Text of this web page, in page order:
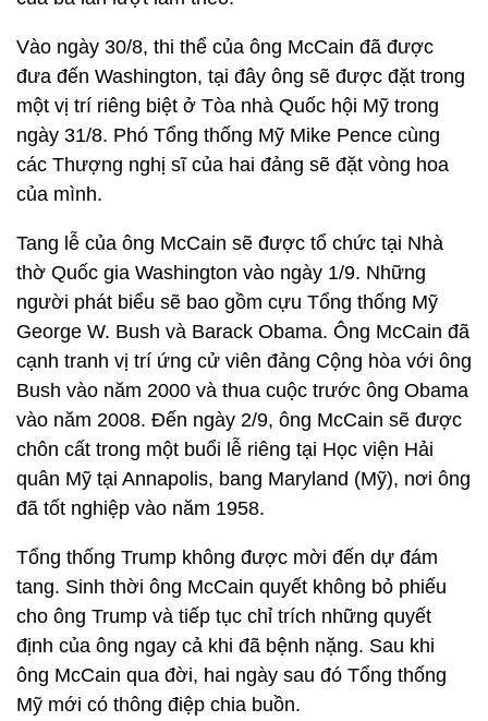
Vào ngày 30/8, thi thể của ông McCain đã được
đưa đến Washington, tại đây ông sẽ được đặt trong
một vị trí riêng biệt ở Tòa nhà Quốc hội Mỹ trong
ngày 31/8. Phó Tổng thống Mỹ Mike Pence cùng
các Thượng nghị sĩ của hai đảng sẽ đặt vòng hoa
của mình.
Tang lễ của ông McCain sẽ được tổ chức tại Nhà
thờ Quốc gia Washington vào ngày 1/9. Những
người phát biểu sẽ bao gồm cựu Tổng thống Mỹ
George W. Bush và Barack Obama. Ông McCain đã
cạnh tranh vị trí ứng cử viên đảng Cộng hòa với ông
Bush vào năm 2000 và thua cuộc trước ông Obama
vào năm 2008. Đến ngày 2/9, ông McCain sẽ được
chôn cất trong một buổi lễ riêng tại Học viện Hải
quân Mỹ tại Annapolis, bang Maryland (Mỹ), nơi ông
đã tốt nghiệp vào năm 1958.
Tổng thống Trump không được mời đến dự đám
tang. Sinh thời ông McCain quyết không bỏ phiếu
cho ông Trump và tiếp tục chỉ trích những quyết
định của ông ngay cả khi đã bệnh nặng. Sau khi
ông McCain qua đời, hai ngày sau đó Tổng thống
Mỹ mới có thông điệp chia buồn.